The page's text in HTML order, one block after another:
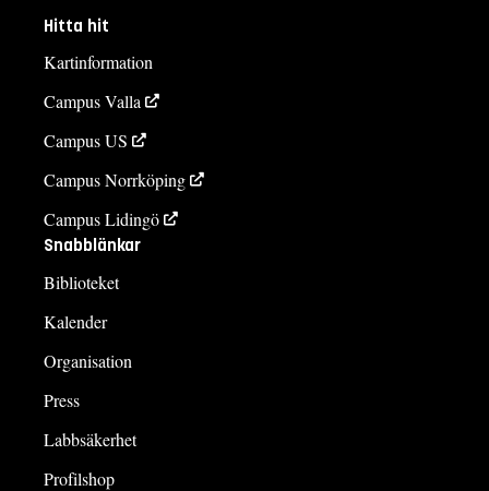
Hitta hit
Kartinformation
Campus Valla
Campus US
Campus Norrköping
Campus Lidingö
Snabblänkar
Biblioteket
Kalender
Organisation
Press
Labbsäkerhet
Profilshop